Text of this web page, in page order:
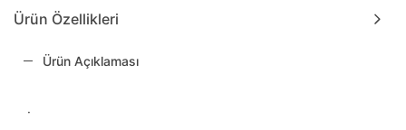
Ürün Özellikleri
Ürün Açıklaması
·